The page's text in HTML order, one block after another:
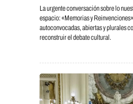
La urgente conversación sobre lo
espacio: «Memorias y
autoconvocadas, abiertas y plurales
reconstruir el debate cultural.